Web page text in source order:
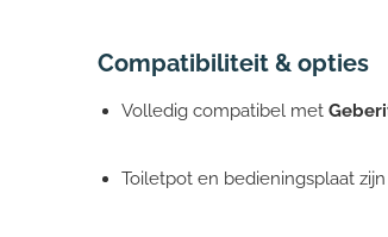
Compatibiliteit & opties
Volledig compatibel met
Toiletpot en bedieningsplaat